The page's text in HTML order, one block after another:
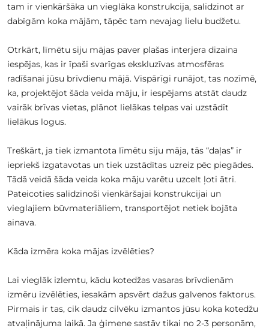
tam ir vienkāršāka un vieglāka konstrukcija, salīdzinot ar
dabīgām koka mājām, tāpēc tam nevajag lielu budžetu.
Otrkārt, līmētu siju mājas paver plašas interjera dizaina
iespējas, kas ir īpaši svarīgas ekskluzīvas atmosfēras
radīšanai jūsu brīvdienu mājā. Vispārīgi runājot, tas nozīmē,
ka, projektējot šāda veida māju, ir iespējams atstāt daudz
vairāk brīvas vietas, plānot lielākas telpas vai uzstādīt
lielākus logus.
Treškārt, ja tiek izmantota līmētu siju māja, tās “daļas” ir
iepriekš izgatavotas un tiek uzstādītas uzreiz pēc piegādes.
Tādā veidā šāda veida koka māju varētu uzcelt ļoti ātri.
Pateicoties salīdzinoši vienkāršajai konstrukcijai un
vieglajiem būvmateriāliem, transportējot netiek bojāta
ainava.
Kāda izmēra koka mājas izvēlēties?
Lai vieglāk izlemtu, kādu kotedžas vasaras brīvdienām
izmēru izvēlēties, iesakām apsvērt dažus galvenos faktorus.
Pirmais ir tas, cik daudz cilvēku izmantos jūsu koka kotedžu
atvaļinājuma laikā. Ja ģimene sastāv tikai no 2-3 personām,